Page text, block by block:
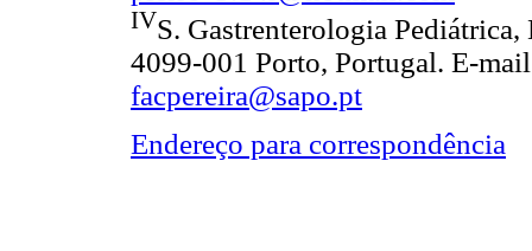
IVS. Gastrenterologia
4099-001 Porto, Portugal. E-
facpereira@sapo.pt
Endereço para correspondência